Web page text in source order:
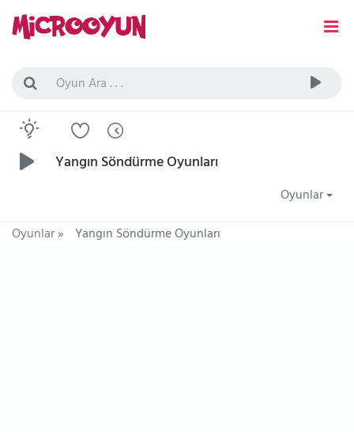
Yangın Söndürme Oyunları
Oyunlar
Oyunlar» Yangın Söndürme Oyunları